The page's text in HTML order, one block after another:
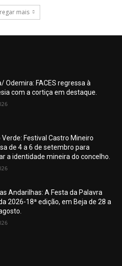
mais
Odemira: FACES regressa à
com a cortiça em destaque.
Verde: Festival Castro Mineiro
de 4 a 6 de setembro para
a identidade mineira do concelho.
Andarilhas: A Festa da Palavra
2026-18ª edição, em Beja de 28 a